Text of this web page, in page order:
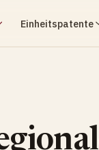
Einheitspatente